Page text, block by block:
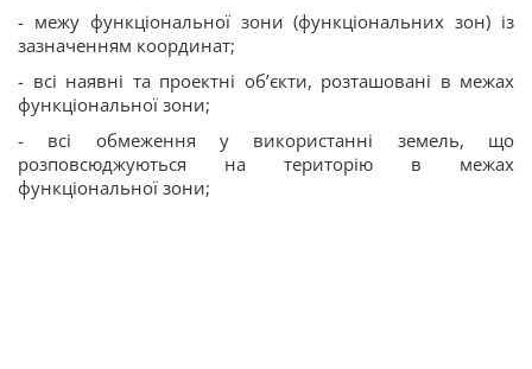
- межу функціональної зони (функціональних зон) із
зазначенням координат;
- всі наявні та проектні об’єкти, розташовані в межах
функціональної зони;
- всі обмеження у використанні земель, що
розповсюджуються на територію в межах
функціональної зони;